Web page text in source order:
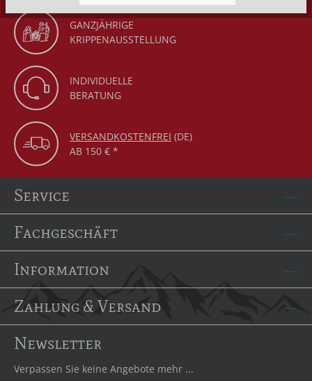
GANZJÄHRIGE
KRIPPENAUSSTELLUNG
INDIVIDUELLE
BERATUNG
VERSANDKOSTENFREI (DE)
AB 150 € *
Service
Fachgeschäft
Information
Zahlung & Versand
Newsletter
Verpassen Sie keine Angebote mehr ...